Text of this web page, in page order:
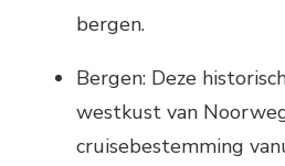
bergen.
Bergen: Deze
westkust van
cruisebestemming